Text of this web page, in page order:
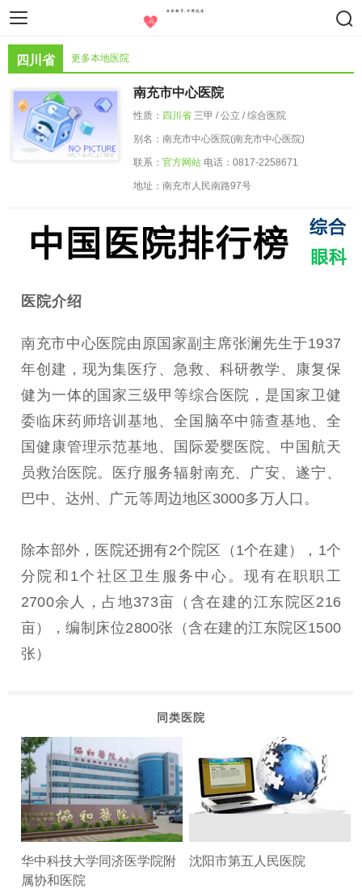
智慧医疗 医疗设备 药物器械
四川省 更多本地医院
南充市中心医院
性质： 四川省三甲 / 公立 / 综合医院
别名：南充市中心医院(南充市中心医院)
联系： 官方网站电话：0817-2258671
地址：南充市人民南路97号
医院介绍
南充市中心医院由原国家副主席张澜先生于1937
年创建，现为集医疗、急救、科研教学、康复保
健为一体的国家三级甲等综合医院，是国家卫健
委临床药师培训基地、全国脑卒中筛查基地、全
国健康管理示范基地、国际爱婴医院、中国航天
员救治医院。医疗服务辐射南充、广安、遂宁、
巴中、达州、广元等周边地区3000多万人口。
除本部外，医院还拥有2个院区（1个在建），1个
分院和1个社区卫生服务中心。现有在职职工
2700余人，占地373亩（含在建的江东院区216
亩），编制床位2800张（含在建的江东院区1500
张）
同类医院
华中科技大学同济医学院附
属协和医院
沈阳市第五人民医院